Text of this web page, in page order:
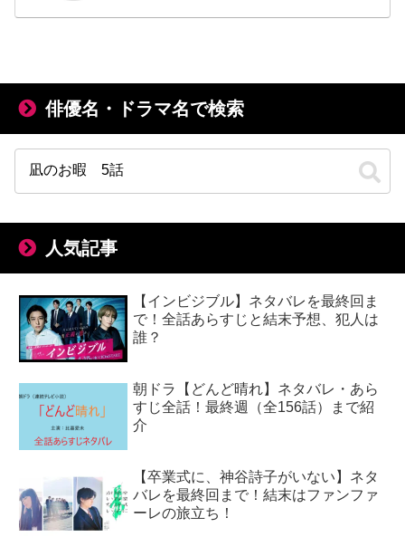
俳優名・ドラマ名で検索
人気記事
【インビジブル】ネタバレを最終回ま
で！全話あらすじと結末予想、犯人は
誰？
朝ドラ【どんど晴れ】ネタバレ・あら
すじ全話！最終週（全156話）まで紹
介
【卒業式に、神谷詩子がいない】ネタ
バレを最終回まで！結末はファンファ
ーレの旅立ち！